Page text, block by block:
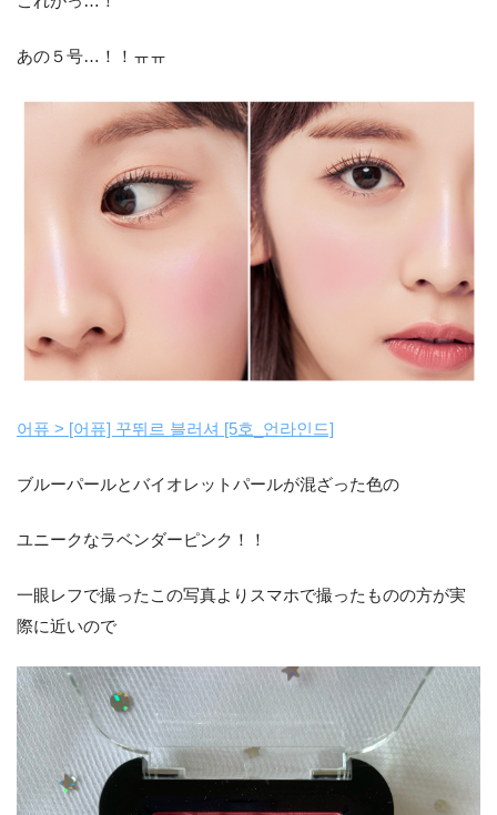
あの５号…！！ㅠㅠ
어퓨 > [어퓨] 꾸뛰르 블러셔 [5호_언라인드]
ブルーパールとバイオレットパールが混ざった色の
ユニークなラベンダーピンク！！
一眼レフで撮ったこの写真よりスマホで撮ったものの方が実
際に近いので